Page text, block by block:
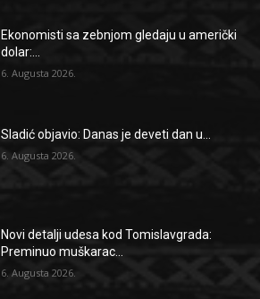
Ekonomisti sa zebnjom gledaju u američki
dolar:...
6. Augusta 2026.
Sladić objavio: Danas je deveti dan u...
6. Augusta 2026.
Novi detalji udesa kod Tomislavgrada:
Preminuo muškarac...
6. Augusta 2026.